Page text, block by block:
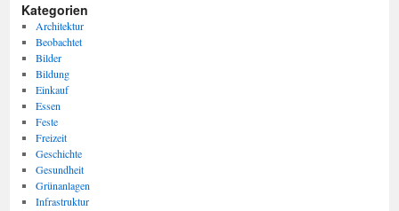
Kategorien
Architektur
Beobachtet
Bilder
Bildung
Einkauf
Essen
Feste
Freizeit
Geschichte
Gesundheit
Grünanlagen
Infrastruktur